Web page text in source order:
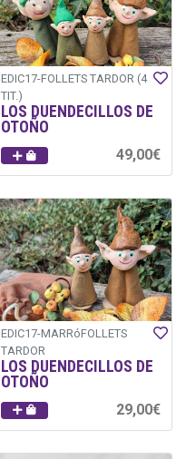
EDIC17-FOLLETS TARDOR (4
TIT.)
LOS DUENDECILLOS DE
OTOÑO
49,00€
EDIC17-MARRóFOLLETS
TARDOR
LOS DUENDECILLOS DE
OTOÑO
29,00€